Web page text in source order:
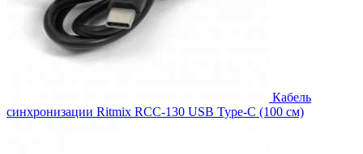
Кабель
синхронизации Ritmix RCC-130 USB Type-C (100 см)